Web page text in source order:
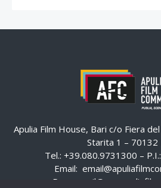
Apulia Film House, Bari c/o Fiera
Starita 1 – 70132
Tel.: +39.080.9731300 –
Email:
Pec: